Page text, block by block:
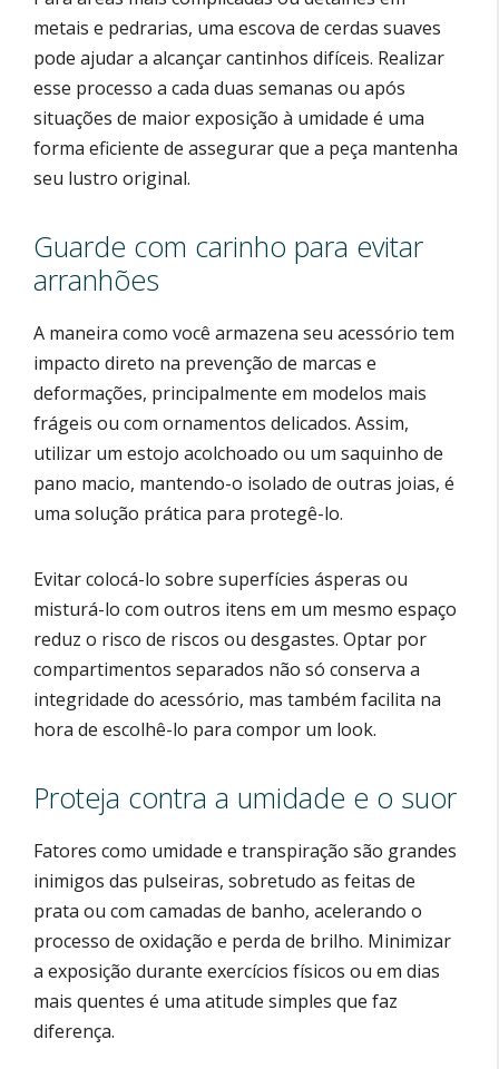
metais e pedrarias, uma escova de cerdas suaves
pode ajudar a alcançar cantinhos difíceis. Realizar
esse processo a cada duas semanas ou após
situações de maior exposição à umidade é uma
forma eficiente de assegurar que a peça mantenha
seu lustro original.
Guarde com carinho para evitar
arranhões
A maneira como você armazena seu acessório tem
impacto direto na prevenção de marcas e
deformações, principalmente em modelos mais
frágeis ou com ornamentos delicados. Assim,
utilizar um estojo acolchoado ou um saquinho de
pano macio, mantendo-o isolado de outras joias, é
uma solução prática para protegê-lo.
Evitar colocá-lo sobre superfícies ásperas ou
misturá-lo com outros itens em um mesmo espaço
reduz o risco de riscos ou desgastes. Optar por
compartimentos separados não só conserva a
integridade do acessório, mas também facilita na
hora de escolhê-lo para compor um look.
Proteja contra a umidade e o suor
Fatores como umidade e transpiração são grandes
inimigos das pulseiras, sobretudo as feitas de
prata ou com camadas de banho, acelerando o
processo de oxidação e perda de brilho. Minimizar
a exposição durante exercícios físicos ou em dias
mais quentes é uma atitude simples que faz
diferença.